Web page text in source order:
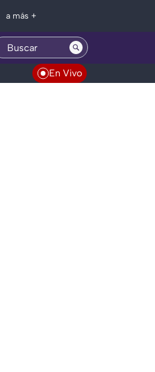
a más +
En Vivo